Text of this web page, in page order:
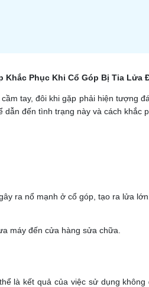
Khắc Phục Khi Cổ Góp Bị Tia Lửa
tay, đôi khi gặp phải hiện tượng
đến tình trạng này và cách khắc
ra nổ mạnh ở cổ góp, tạo ra lửa
máy đến cửa hàng sửa chữa.
là kết quả của việc sử dụng